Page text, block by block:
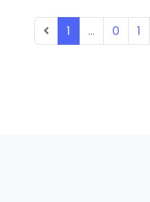
1 ... 0 1